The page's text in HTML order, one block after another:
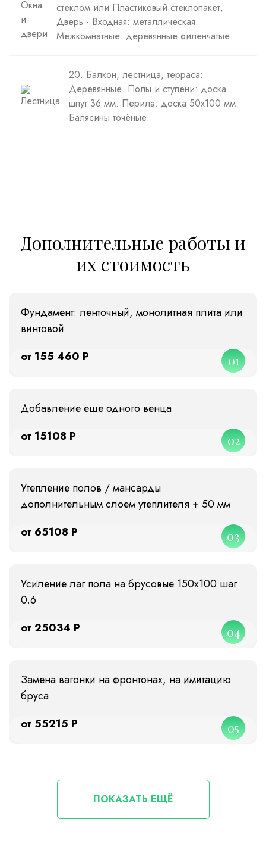
стеклом или Пластиковый стеклопакет,
Дверь - Входная: металлическая.
Межкомнатные: деревянные филенчатые.
20. Балкон, лестница, терраса:
Деревянные. Полы и ступени: доска
шпут 36 мм. Перила: доска 50х100 мм.
Балясины точёные.
Дополнительные работы и
их стоимость
Фундамент: ленточный, монолитная плита или
винтовой
от 155 460 Р
01
Добавление еще одного венца
от 15108 Р
02
Утепление полов / мансарды
дополнительным слоем утеплителя + 50 мм
от 65108 Р
03
Усиление лаг пола на брусовые 150х100 шаг
0.6
от 25034 Р
04
Замена вагонки на фронтонах, на имитацию
бруса
от 55215 Р
05
ПОКАЗАТЬ ЕЩЁ